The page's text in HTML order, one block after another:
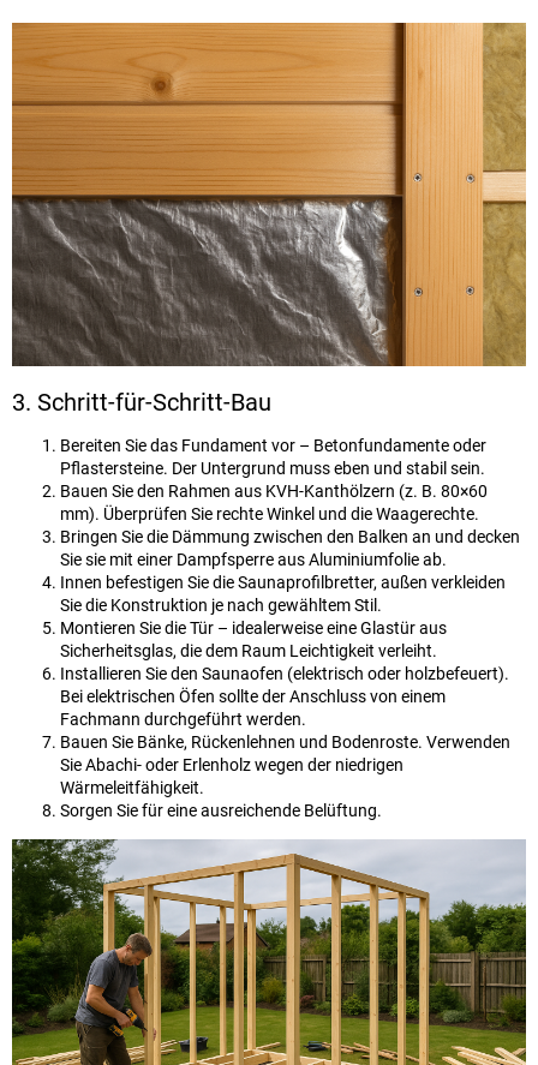
3. Schritt-für-Schritt-Bau
Bereiten Sie das Fundament vor – Betonfundamente oder
Pflastersteine. Der Untergrund muss eben und stabil sein.
Bauen Sie den Rahmen aus KVH-Kanthölzern (z. B. 80×60
mm). Überprüfen Sie rechte Winkel und die Waagerechte.
Bringen Sie die Dämmung zwischen den Balken an und decken
Sie sie mit einer Dampfsperre aus Aluminiumfolie ab.
Innen befestigen Sie die Saunaprofilbretter, außen verkleiden
Sie die Konstruktion je nach gewähltem Stil.
Montieren Sie die Tür – idealerweise eine Glastür aus
Sicherheitsglas, die dem Raum Leichtigkeit verleiht.
Installieren Sie den Saunaofen (elektrisch oder holzbefeuert).
Bei elektrischen Öfen sollte der Anschluss von einem
Fachmann durchgeführt werden.
Bauen Sie Bänke, Rückenlehnen und Bodenroste. Verwenden
Sie Abachi- oder Erlenholz wegen der niedrigen
Wärmeleitfähigkeit.
Sorgen Sie für eine ausreichende Belüftung.